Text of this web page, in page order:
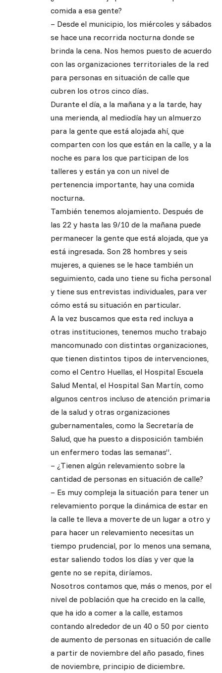
comida a esa gente?
– Desde el municipio, los miércoles y sábados
se hace una recorrida nocturna donde se
brinda la cena. Nos hemos puesto de acuerdo
con las organizaciones territoriales de la red
para personas en situación de calle que
cubren los otros cinco días.
Durante el día, a la mañana y a la tarde, hay
una merienda, al mediodía hay un almuerzo
para la gente que está alojada ahí, que
comparten con los que están en la calle, y a la
noche es para los que participan de los
talleres y están ya con un nivel de
pertenencia importante, hay una comida
nocturna.
También tenemos alojamiento. Después de
las 22 y hasta las 9/10 de la mañana puede
permanecer la gente que está alojada, que ya
está ingresada. Son 28 hombres y seis
mujeres, a quienes se le hace también un
seguimiento, cada uno tiene su ficha personal
y tiene sus entrevistas individuales, para ver
cómo está su situación en particular.
A la vez buscamos que esta red incluya a
otras instituciones, tenemos mucho trabajo
mancomunado con distintas organizaciones,
que tienen distintos tipos de intervenciones,
como el Centro Huellas, el Hospital Escuela
Salud Mental, el Hospital San Martín, como
algunos centros incluso de atención primaria
de la salud y otras organizaciones
gubernamentales, como la Secretaría de
Salud, que ha puesto a disposición también
un enfermero todas las semanas”.
– ¿Tienen algún relevamiento sobre la
cantidad de personas en situación de calle?
– Es muy compleja la situación para tener un
relevamiento porque la dinámica de estar en
la calle te lleva a moverte de un lugar a otro y
para hacer un relevamiento necesitas un
tiempo prudencial, por lo menos una semana,
estar saliendo todos los días y ver que la
gente no se repita, diríamos.
Nosotros contamos que, más o menos, por el
nivel de población que ha crecido en la calle,
que ha ido a comer a la calle, estamos
contando alrededor de un 40 o 50 por ciento
de aumento de personas en situación de calle
a partir de noviembre del año pasado, fines
de noviembre, principio de diciembre.